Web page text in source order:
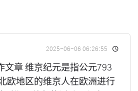
2025-06-06 06:26:55
文章 维京纪元是指公元793
欧地区的维京人在欧洲进行